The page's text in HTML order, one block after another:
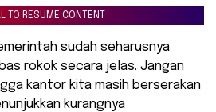
TO RESUME CONTENT
sudah seharusnya
rokok secara jelas. Jangan
kantor kita masih berserakan
kurangnya